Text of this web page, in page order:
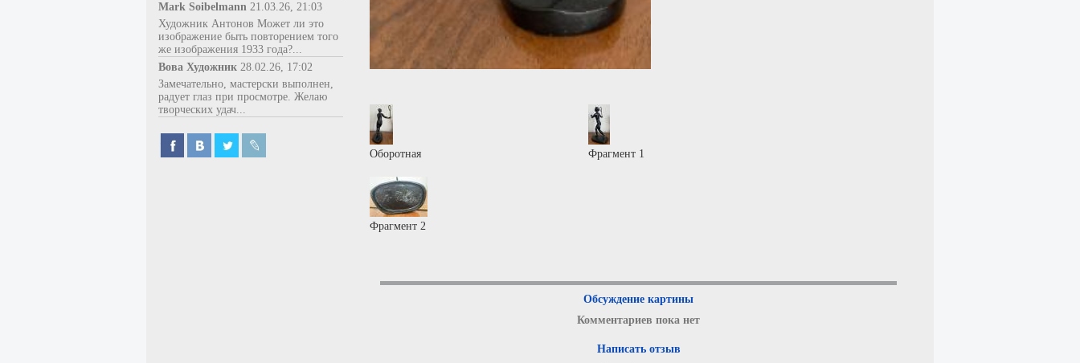
Mark Soibelmann 21.03.26, 21:03
Художник Антонов Может ли это
изображение быть повторением того
же изображения 1933 года?...
Вова Художник 28.02.26, 17:02
Замечательно, мастерски выполнен,
радует глаз при просмотре. Желаю
творческих удач...
Оборотная Фрагмент 1
Фрагмент 2
Обсуждение картины
Комментариев пока нет
Написать отзыв